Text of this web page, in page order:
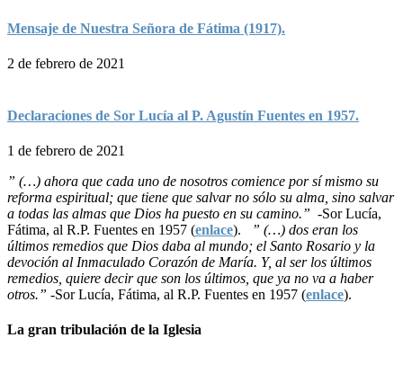
Mensaje de Nuestra Señora de Fátima (1917).
2 de febrero de 2021
Declaraciones de Sor Lucía al P. Agustín Fuentes en 1957.
1 de febrero de 2021
” (…) ahora que cada uno de nosotros comience por sí mismo su
reforma espiritual; que tiene que salvar no sólo su alma, sino salvar
a todas las almas que Dios ha puesto en su camino.” -Sor Lucía,
Fátima, al R.P. Fuentes en 1957 (enlace).
” (…) dos eran los
últimos remedios que Dios daba al mundo; el Santo Rosario y la
devoción al Inmaculado Corazón de María. Y, al ser los últimos
remedios, quiere decir que son los últimos, que ya no va a haber
otros.” -Sor Lucía, Fátima, al R.P. Fuentes en 1957 (enlace).
La gran tribulación de la Iglesia